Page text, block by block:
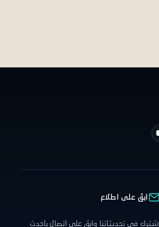
ابقَ على اطلاع
اشترك في تحديثاتنا وابقَ على اتصال بأحدث